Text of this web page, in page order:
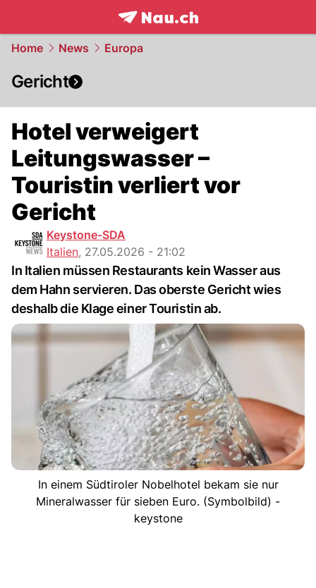
frontpage.NAU.ch
Home News Europa
Gericht
Hotel verweigert
Leitungswasser –
Touristin verliert vor
Gericht
Keystone-SDA
Italien, 27.05.2026 - 21:02
In Italien müssen Restaurants kein Wasser aus
dem Hahn servieren. Das oberste Gericht wies
deshalb die Klage einer Touristin ab.
In einem Südtiroler Nobelhotel bekam sie nur
Mineralwasser für sieben Euro. (Symbolbild) -
keystone